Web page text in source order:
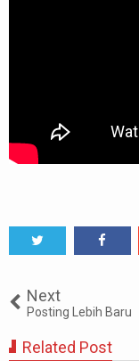
Next
Posting Lebih Baru
Related Post